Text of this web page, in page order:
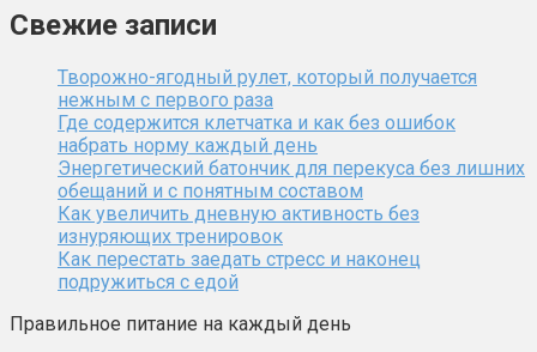
Свежие записи
Творожно-ягодный рулет, который получается
нежным с первого раза
Где содержится клетчатка и как без ошибок
набрать норму каждый день
Энергетический батончик для перекуса без лишних
обещаний и с понятным составом
Как увеличить дневную активность без
изнуряющих тренировок
Как перестать заедать стресс и наконец
подружиться с едой
Правильное питание на каждый день